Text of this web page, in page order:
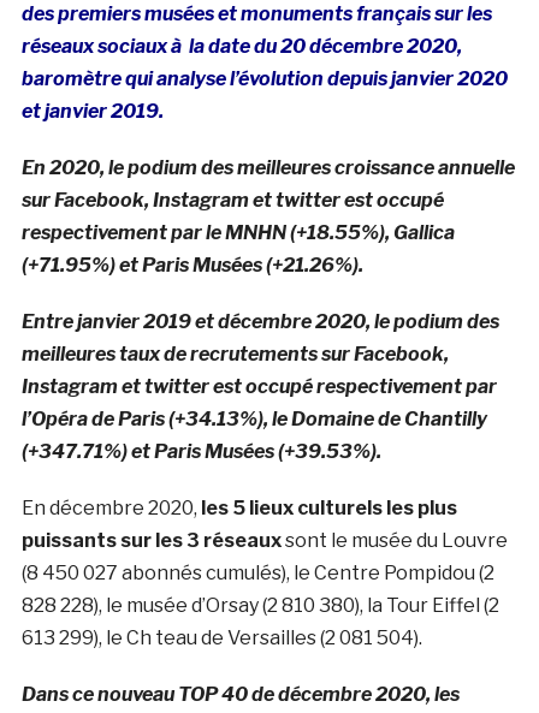
des premiers musées et monuments français sur les
réseaux sociaux à la date du 20 décembre 2020,
baromètre qui analyse l’évolution depuis janvier 2020
et janvier 2019.
En 2020, le podium des meilleures croissance annuelle
sur Facebook, Instagram et twitter est occupé
respectivement par le MNHN (+18.55%), Gallica
(+71.95%) et Paris Musées (+21.26%).
Entre janvier 2019 et décembre 2020, le podium des
meilleures taux de recrutements sur Facebook,
Instagram et twitter est occupé respectivement par
l’Opéra de Paris (+34.13%), le Domaine de Chantilly
(+347.71%) et Paris Musées (+39.53%).
En décembre 2020, les 5 lieux culturels les plus
puissants sur les 3 réseauxsont le musée du Louvre
(8 450 027 abonnés cumulés), le Centre Pompidou (2
828 228), le musée d’Orsay (2 810 380), la Tour Eiffel (2
613 299), le Ch teau de Versailles (2 081 504).
Dans ce nouveau TOP 40 de décembre 2020, les